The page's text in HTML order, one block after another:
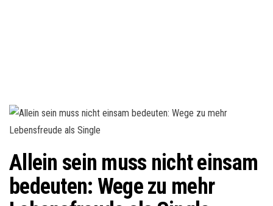
Allein sein muss nicht einsam
bedeuten: Wege zu mehr